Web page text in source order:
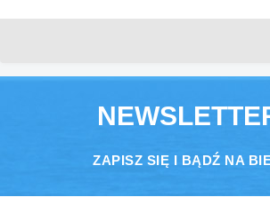
ZAPISZ SIĘ I BĄDŹ NA